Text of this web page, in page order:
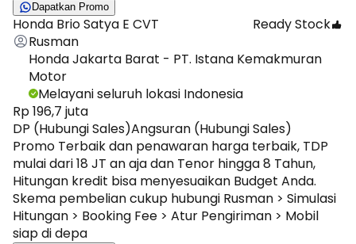
Dapatkan Promo
Honda Brio Satya E CVT
Ready Stock
Rusman
Honda Jakarta Barat - PT. Istana Kemakmuran
Motor
Melayani seluruh lokasi Indonesia
Rp 196,7 juta
DP (Hubungi Sales)Angsuran (Hubungi Sales)
Promo Terbaik dan penawaran harga terbaik, TDP
mulai dari 18 JT an aja dan Tenor hingga 8 Tahun,
Hitungan kredit bisa menyesuaikan Budget Anda.
Skema pembelian cukup hubungi Rusman > Simulasi
Hitungan > Booking Fee > Atur Pengiriman > Mobil
siap di depa